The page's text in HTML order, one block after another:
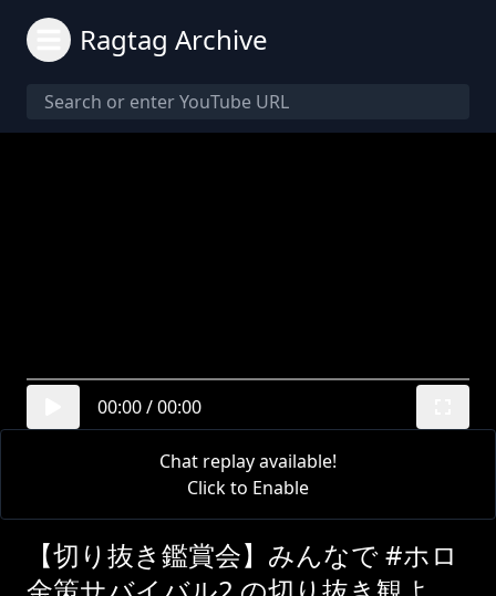
Ragtag Archive
00:00/00:00
Chat replay available!
Click to Enable
【切り抜き鑑賞会】みんなで #ホロ